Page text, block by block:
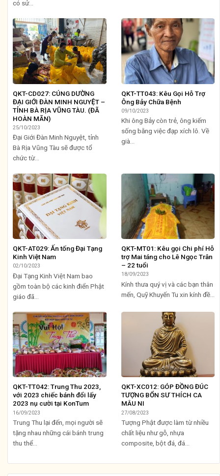
có sử...
QKT-CD027: CÚNG DƯỜNG
ĐẠI GIỚI ĐÀN MINH NGUYỆT –
TỈNH BÀ RỊA VŨNG TÀU. (ĐÃ
HOÀN MÃN)
25/10/2023
Đại Giới Đàn Minh Nguyệt, tỉnh
Bà Rịa Vũng Tàu sẽ được tổ
chức từ...
QKT-TT043: Kêu Gọi Hỗ Trợ
Ông Bảy Chữa Bệnh
09/10/2023
Khi ông Bảy còn trẻ, ông kiếm
sống bằng việc đạp xích lô. Về
già...
QKT-AT029: Ấn tống Đại Tạng
Kinh Việt Nam
02/10/2023
Đại Tạng Kinh Việt Nam bao
gồm toàn bộ các kinh điển Phật
giáo đã...
QKT-MT01: Kêu gọi Chi phí Hỗ
trợ Mai táng cho Lê Ngọc Trân
– 22 tuổi
18/09/2023
Kính thưa quý vị và các bạn thân
mến, Quỹ Khuyến Tu xin kính đề...
QKT-TT042: Trung Thu 2023,
với 2023 chiếc bánh đổi lấy
2023 nụ cười tại KonTum
16/09/2023
Trung Thu lại đến, mọi người sẽ
tặng nhau những cái bánh trung
thu thể...
QKT-XC012: GÓP ĐỒNG ĐÚC
TƯỢNG BỔN SƯ THÍCH CA
MÂU NI
27/08/2023
Tượng Phật được làm từ nhiều
chất liệu như gỗ, nhựa
composite, bột đá, đá...